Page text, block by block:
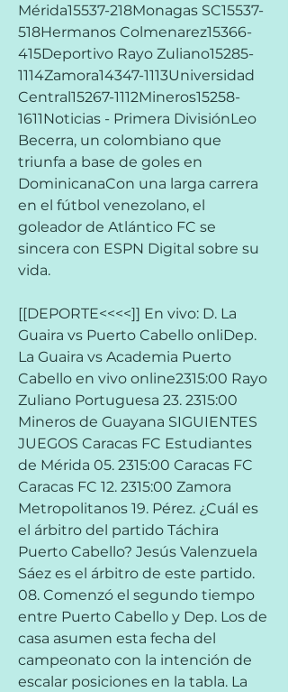
Mérida15537-218Monagas SC15537-
518Hermanos Colmenarez15366-
415Deportivo Rayo Zuliano15285-
1114Zamora14347-1113Universidad
Central15267-1112Mineros15258-
1611Noticias - Primera DivisiónLeo
Becerra, un colombiano que
triunfa a base de goles en
DominicanaCon una larga carrera
en el fútbol venezolano, el
goleador de Atlántico FC se
sincera con ESPN Digital sobre su
vida.
[[DEPORTE<<<<]] En vivo: D. La
Guaira vs Puerto Cabello onliDep.
La Guaira vs Academia Puerto
Cabello en vivo online2315:00 Rayo
Zuliano Portuguesa 23. 2315:00
Mineros de Guayana SIGUIENTES
JUEGOS Caracas FC Estudiantes
de Mérida 05. 2315:00 Caracas FC
Caracas FC 12. 2315:00 Zamora
Metropolitanos 19. Pérez. ¿Cuál es
el árbitro del partido Táchira
Puerto Cabello? Jesús Valenzuela
Sáez es el árbitro de este partido.
08. Comenzó el segundo tiempo
entre Puerto Cabello y Dep. Los de
casa asumen esta fecha del
campeonato con la intención de
escalar posiciones en la tabla. La